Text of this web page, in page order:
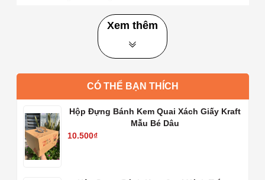
Quy cách đóng gói:lốc 50 cái, thùng 900 cái
Sản phẩm được sản xuất theo tiêu chuẩn ISO, hộp chắc chắn
và đẹp, đảm bảo an toàn khi đựng thức ăn. Hộp không có
hoặc màu vàng sáng.
Miễn phí vận chuyển trong Tp.HCM cho đơn hàng từ
1,000,000 Vnđ
⏩ Lưu Ý
Xem thêm
CÓ THỂ BẠN THÍCH
Hộp Đựng Bánh Kem Quai Xách Giấy Kraft
Mẫu Bé Dâu
10.500₫